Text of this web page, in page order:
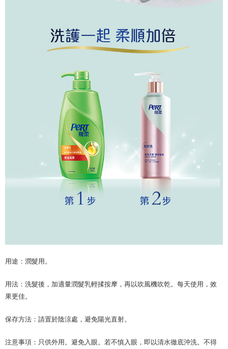
用途：潤髮用。
用法：洗髮後，加適量潤髮乳輕揉按摩，再以吹風機吹乾。每天使用，效
果更佳。
保存方法：請置於陰涼處，避免陽光直射。
注意事項：只供外用。避免入眼。若不慎入眼，即以清水徹底沖洗。不得